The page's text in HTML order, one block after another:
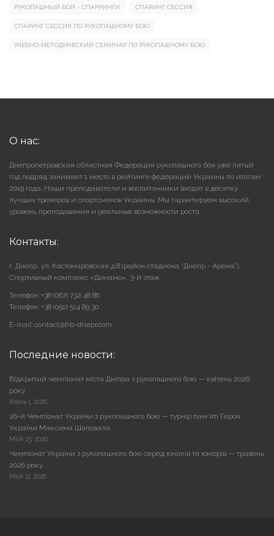
РУКОПАШНЫЙ БОЙ - СПАРРИНГИ СПАРИНГ СЕССИЯ
СПАРИНГ СЕССИЯ ПО РУКОПАШНОМУ БОЮ
УЧЕБНО-МЕТОДИЧЕСКИЙ СЕМИНАР ПО РУКОПАШНОМУ БОЮ
О нас:
Днепропетровская областная Федерация рукопашного боя уже пятый
год подряд занимает 1 место в рейтинге федераций Украины по итогам
2019 года. Наши преподаватели и воспитанники входят в десятку
лучших тренеров и спортсменов Украины. Мы гарантируем высокий
уровень преподавания и реальные возможности роста.
Контакты:
г. Днепр, ул. Костомаровская д.8 (район стадиона "Днепр - Арена"),
Cпортивный комплекс «Динамо», 3-й этаж
Телефон: +38 (067) 732 48 86
Телефон: +38 (050) 514 89 30
E-mail: contact@frb-dnepr.com
Последние новости:
Відкритий чемпіонат міста Дніпра з рукопашного бою — квітень 2026
року.
Июнь 1, 2026
26-й Чемпіонат України з рукопашного бою — турнір пам’яті Героя
України Максима Шаповала.
Май 23, 2026
Чемпіонат України з рукопашного бою серед юнаків та юніорів — травень
2026 року.
Май 11, 2026